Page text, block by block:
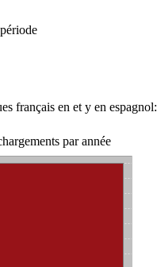
français en et y en
par année